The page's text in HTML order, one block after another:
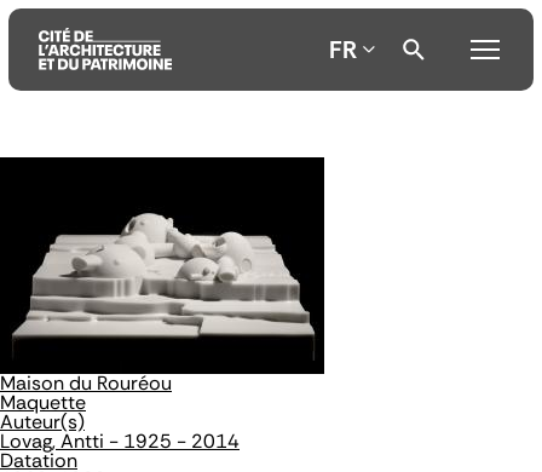
principal
principal
recherche
FR
Maison du Rouréou
Maquette
Auteur(s)
Lovag, Antti - 1925 - 2014
Datation